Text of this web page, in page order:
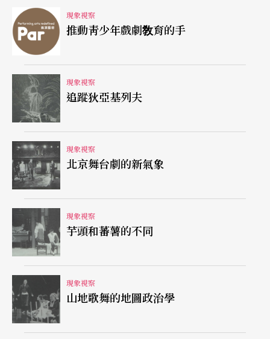
前衛風格的實驗聲響。有一群人，散布在世界各
地，包括台灣、香港、日本、以及歐美城市，自主
出版發行自己的創作，用工業社會容易取得的錄音
機械、收取日常生活的聲響：如收音機的廣播片
段、建築工地的重工業聲響、猫狗叫聲、日常生活
聲響的拼貼……等等，收集這些現代生活週遭的音
響、作爲自我創作的元素加以拼貼、製作成卡帶或C
D形式，自資出版販售。這樣的風氣散布在阿姆斯特
丹、倫敦、東京、紐約、台北、舊金山、香港……
等城市，也只有在這幾個城市的前衛而小衆風格唱
片行中才能找到這些自資發行、手製CD卡帶作品；
各國自資出版音樂創作的同好們，也很容易透過自
行出版的地下音樂刊物（fanzine）中得到彼此的通
訊方式，經由郵件、電腦網路彼此聯繫、交換作
品、互相合作出版。這樣的作法對普遍存在於現代
社會的唱片工業銷售法則做了小小顚覆，過去幾年
現象視察
推動靑少年戲劇敎育的手
現象視察
追蹤狄亞基列夫
現象視察
北京舞台劇的新氣象
現象視察
芋頭和蕃薯的不同
現象視察
山地歌舞的地圖政治學